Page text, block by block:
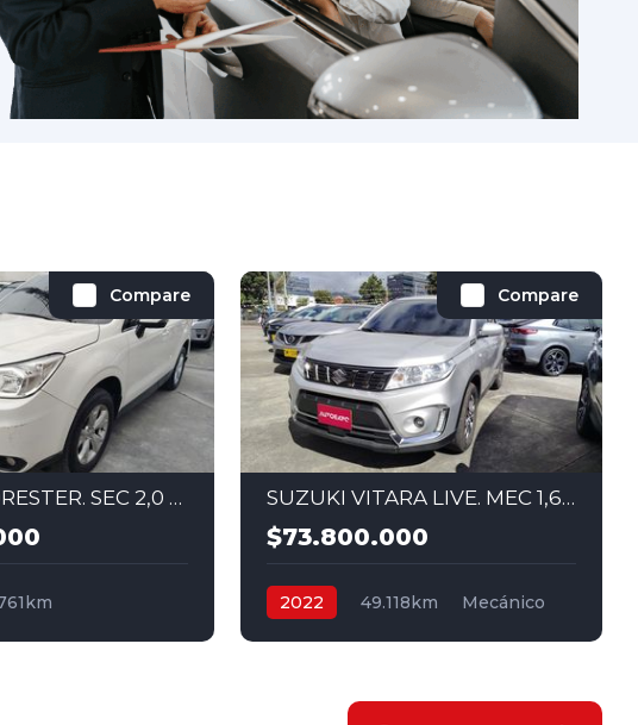
Compare
SUBARU FORESTER. SEC 2,0 4X4 2014
Compare
SUZUKI VITARA LIVE. MEC 1,6 4X2 2022
$73.800.000
2022 49.118km
Mecánico